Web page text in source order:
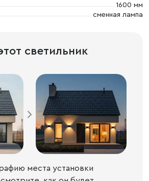
1600 мм
сменная лампа
светильник
места установки